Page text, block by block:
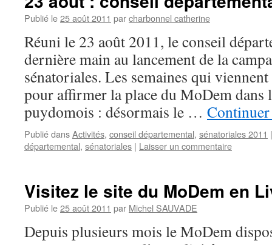
Publié le25 août 2011 parcharbonnel catherine
Réuni le 23 août 2011, le conseil
dernière main au lancement de la
sénatoriales. Les semaines qui
pour affirmer la place du MoDem
puydomois : désormais le …
Publié dansActivités, conseil départemental, sénatoriales 2011 |
départemental, sénatoriales | Laisser un commentaire
Visitez le site du MoDem en
Publié le25 août 2011 par Michel SAUVADE
Depuis plusieurs mois le MoDem